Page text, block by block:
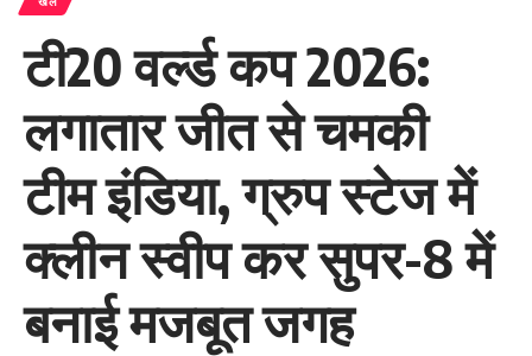
टी20 वर्ल्ड कप 2026:
लगातार जीत से चमकी
टीम इंडिया, ग्रुप स्टेज में
क्लीन स्वीप कर सुपर-8 में
बनाई मजबूत जगह